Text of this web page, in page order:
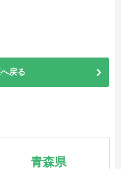
戻る
青森県